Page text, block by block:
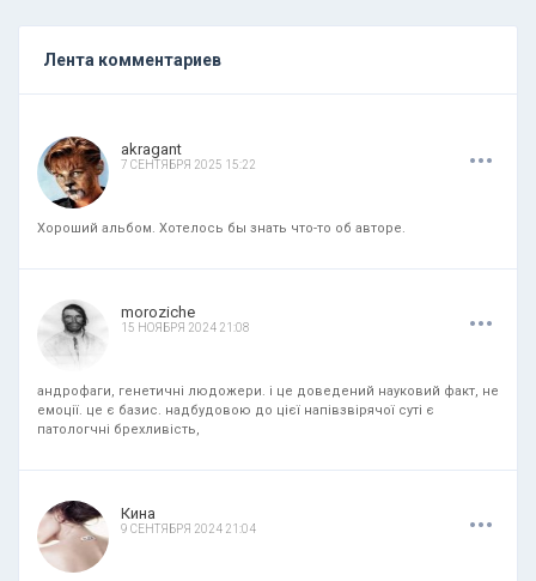
Лента комментариев
akragant
7 СЕНТЯБРЯ 2025 15:22 ...
Хороший альбом. Хотелось бы знать что-то об авторе.
moroziche
15 НОЯБРЯ 2024 21:08 ...
андрофаги, генетичні людожери. і це доведений науковий факт, не
емоції. це є базис. надбудовою до цієї напівзвірячої суті є
патологчні брехливість,
Кина
9 СЕНТЯБРЯ 2024 21:04 ...